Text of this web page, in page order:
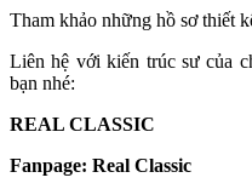
Tham khảo những hồ sơ thiết
Liên hệ với kiến trúc sư của
bạn nhé:
REAL CLASSIC
Fanpage: Real Classic